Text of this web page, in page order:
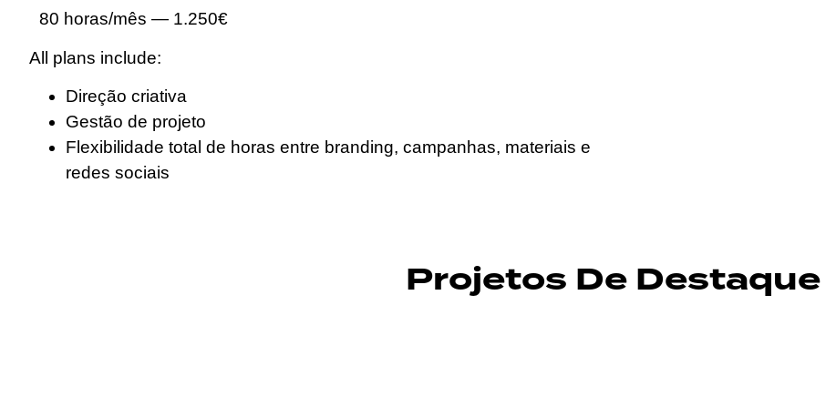
80 horas/mês — 1.250€
All plans include:
Direção criativa
Gestão de projeto
Flexibilidade total de horas entre branding, campanhas, materiais e
redes sociais
Projetos De Destaque